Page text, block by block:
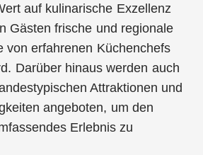
auf kulinarische Exzellenz
Gästen frische und regionale
von erfahrenen Küchenchefs
Darüber hinaus werden auch
Attraktionen und
angeboten, um den
Erlebnis zu